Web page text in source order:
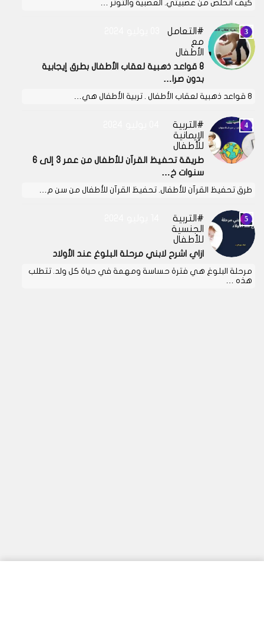
كيف اتخلص من عصبيتي. العصبية والتوتر …
التعامل
مع
الأطفال
8 قواعد ذهبية لعقاب الأطفال بطرق إيجابية
بدون صرا…
8 قواعد ذهبية لعقاب الأطفال . تربية الأطفال هي…
التربية
الإيمانية
للأطفال
طريقة تحفيظ القرآن للأطفال من عمر 3 إلى 6
سنوات خ…
طرق تحفيظ القرآن للأطفال. تحفيظ القرآن للأطفال من سن م…
التربية
الجنسية
للأطفال
ازاي اشرح لابني مرحلة البلوغ عند الأولاد
مرحلة البلوغ هي فترة حساسة ومهمة في حياة كل ولد. تتطلب
هذه …